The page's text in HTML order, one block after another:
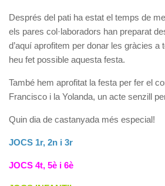
Després del pati ha estat el temps de
els pares col·laboradors han preparat
d’aquí aprofitem per donar les gràcies a
heu fet possible aquesta festa.
També hem aprofitat la festa per fer el
Francisco i la Yolanda, un acte senzill
Quin dia de castanyada més especial!
JOCS 1r, 2n i 3r
JOCS 4t, 5è i 6è